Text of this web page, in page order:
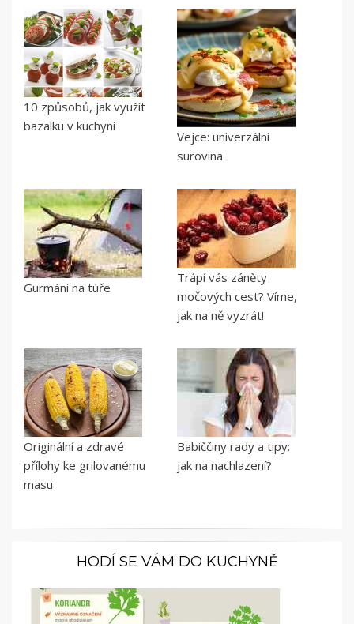
10 způsobů, jak využít
bazalku v kuchyni
Vejce: univerzální
surovina
Gurmáni na túře
Trápí vás záněty
močových cest? Víme,
jak na ně vyzrát!
Originální a zdravé
přílohy ke grilovanému
masu
Babiččiny rady a tipy:
jak na nachlazení?
HODÍ SE VÁM DO KUCHYNĚ